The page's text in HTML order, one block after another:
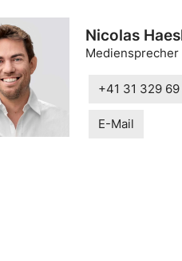
Nicolas
Mediensprecher
+41 31 329 69
E-Mail